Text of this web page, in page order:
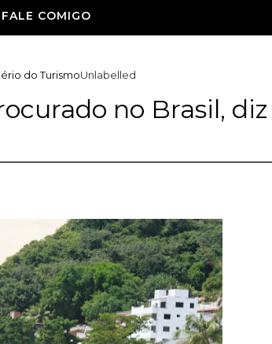
FALE COMIGO
Unlabelled
do Turismo
no Brasil, diz